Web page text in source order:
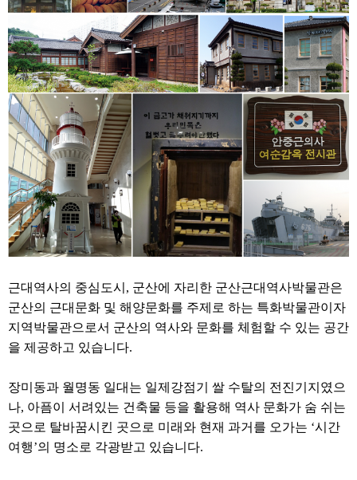
근대역사의 중심도시, 군산에 자리한 군산근대역사박물관은
군산의 근대문화 및 해양문화를 주제로 하는 특화박물관이자
지역박물관으로서 군산의 역사와 문화를 체험할 수 있는 공간
을 제공하고 있습니다.
장미동과 월명동 일대는 일제강점기 쌀 수탈의 전진기지였으
나, 아픔이 서려있는 건축물 등을 활용해 역사 문화가 숨 쉬는
곳으로 탈바꿈시킨 곳으로 미래와 현재 과거를 오가는 ‘시간
여행’의 명소로 각광받고 있습니다.